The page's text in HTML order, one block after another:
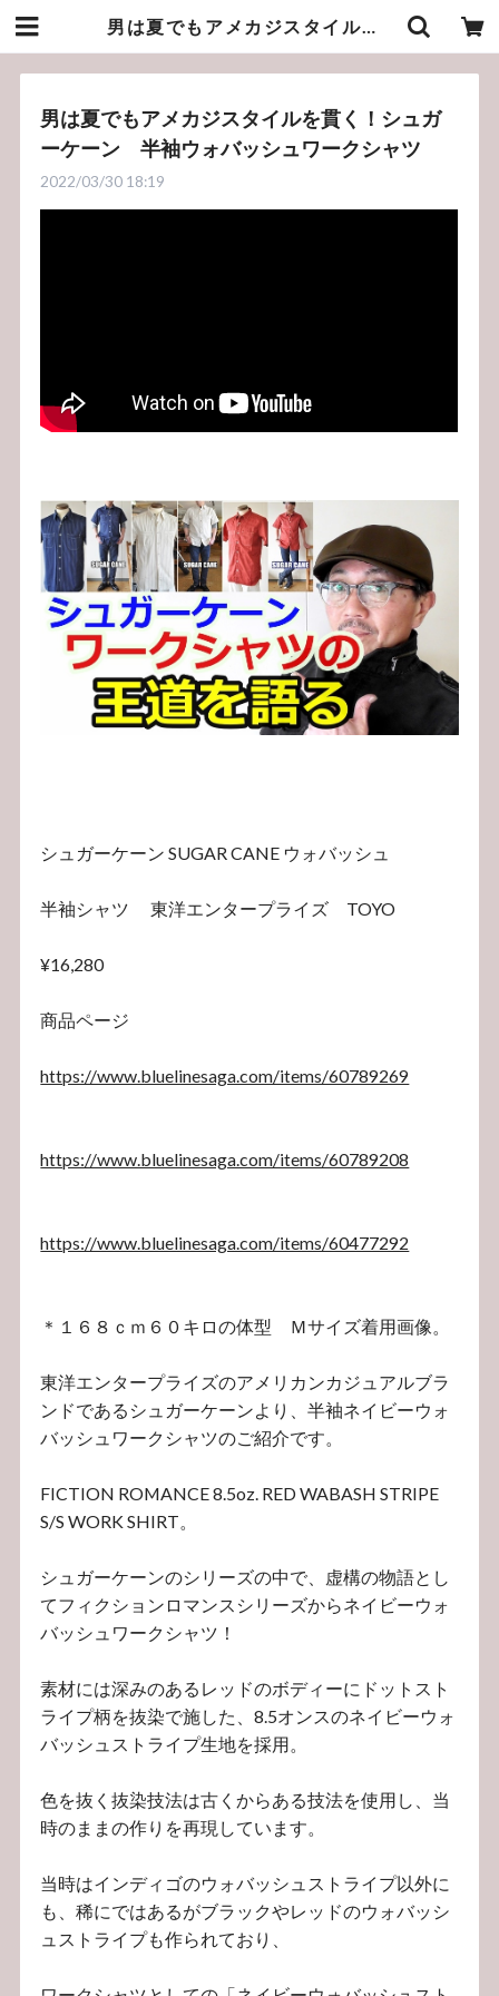
男は夏でもアメカジスタイルを貫く！シュガーケーン 半袖ウォバッシュワークシャツ | bluelineshop
男は夏でもアメカジスタイルを貫く！シュガ
ーケーン 半袖ウォバッシュワークシャツ
2022/03/30 18:19
シュガーケーン SUGAR CANE ウォバッシュ
半袖シャツ 東洋エンタープライズ TOYO
¥16,280
商品ページ
https://www.bluelinesaga.com/items/60789269
https://www.bluelinesaga.com/items/60789208
https://www.bluelinesaga.com/items/60477292
＊１６８ｃｍ６０キロの体型 Ｍサイズ着用画像。
東洋エンタープライズのアメリカンカジュアルブラ
ンドであるシュガーケーンより、半袖ネイビーウォ
バッシュワークシャツのご紹介です。
FICTION ROMANCE 8.5oz. RED WABASH STRIPE
S/S WORK SHIRT。
シュガーケーンのシリーズの中で、虚構の物語とし
てフィクションロマンスシリーズからネイビーウォ
バッシュワークシャツ！
素材には深みのあるレッドのボディーにドットスト
ライプ柄を抜染で施した、8.5オンスのネイビーウォ
バッシュストライプ生地を採用。
色を抜く抜染技法は古くからある技法を使用し、当
時のままの作りを再現しています。
当時はインディゴのウォバッシュストライプ以外に
も、稀にではあるがブラックやレッドのウォバッシ
ュストライプも作られており、